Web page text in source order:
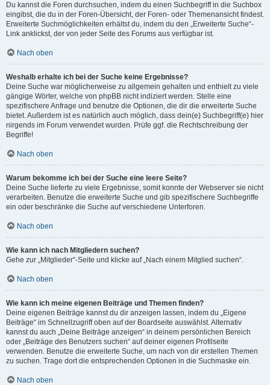
Du kannst die Foren durchsuchen, indem du einen Suchbegriff in die Suchbox
eingibst, die du in der Foren-Übersicht, der Foren- oder Themenansicht findest.
Erweiterte Suchmöglichkeiten erhältst du, indem du den „Erweiterte Suche“-
Link anklickst, der von jeder Seite des Forums aus verfügbar ist.
Nach oben
Weshalb erhalte ich bei der Suche keine Ergebnisse?
Deine Suche war möglicherweise zu allgemein gehalten und enthielt zu viele
gängige Wörter, welche von phpBB nicht indiziert werden. Stelle eine
spezifischere Anfrage und benutze die Optionen, die dir die erweiterte Suche
bietet. Außerdem ist es natürlich auch möglich, dass dein(e) Suchbegriff(e) hier
nirgends im Forum verwendet wurden. Prüfe ggf. die Rechtschreibung der
Begriffe!
Nach oben
Warum bekomme ich bei der Suche eine leere Seite?
Deine Suche lieferte zu viele Ergebnisse, somit konnte der Webserver sie nicht
verarbeiten. Benutze die erweiterte Suche und gib spezifischere Suchbegriffe
ein oder beschränke die Suche auf verschiedene Unterforen.
Nach oben
Wie kann ich nach Mitgliedern suchen?
Gehe zur „Mitglieder“-Seite und klicke auf „Nach einem Mitglied suchen“.
Nach oben
Wie kann ich meine eigenen Beiträge und Themen finden?
Deine eigenen Beiträge kannst du dir anzeigen lassen, indem du „Eigene
Beiträge“ im Schnellzugriff oben auf der Boardseite auswählst. Alternativ
kannst du auch „Deine Beiträge anzeigen“ in deinem persönlichen Bereich
oder „Beiträge des Benutzers suchen“ auf deiner eigenen Profilseite
verwenden. Benutze die erweiterte Suche, um nach von dir erstellen Themen
zu suchen. Trage dort die entsprechenden Optionen in die Suchmaske ein.
Nach oben